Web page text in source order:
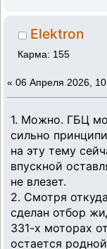
Elektron
Карма: 155
« 06 Апреля 2026,
1. Можно. ГБЦ
сильно
на эту тему
впускной
не влезет.
2. Смотря
сделан отбор
331-х моторах
остается